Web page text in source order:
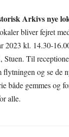
Arkivs nye
bliver fejret
2023 kl. 14.30-
Til
og se de
både gemmes og
alle.